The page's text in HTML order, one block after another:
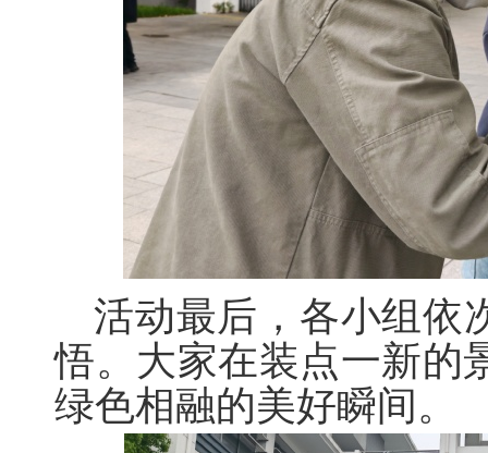
活动最后，各小组依
悟。大家在装点一新的
绿色相融的美好瞬间。